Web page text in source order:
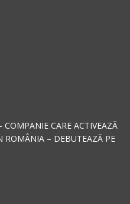
CARE ACTIVEAZĂ
ROMÂNIA – DEBUTEAZĂ PE